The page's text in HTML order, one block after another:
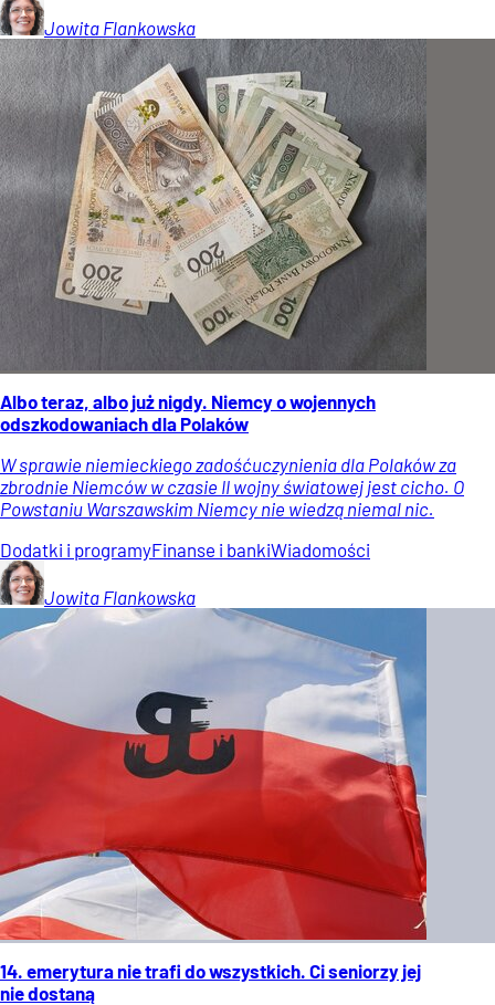
Jowita Flankowska
Albo teraz, albo już nigdy. Niemcy o wojennych
odszkodowaniach dla Polaków
W sprawie niemieckiego zadośćuczynienia dla Polaków za
zbrodnie Niemców w czasie II wojny światowej jest cicho. O
Powstaniu Warszawskim Niemcy nie wiedzą niemal nic.
Dodatki i programyFinanse i bankiWiadomości
Jowita Flankowska
14. emerytura nie trafi do wszystkich. Ci seniorzy jej
nie dostaną